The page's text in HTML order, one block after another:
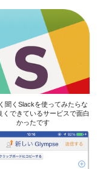
聞くSlackを使ってみたらな
くできているサービスで面白
かったです